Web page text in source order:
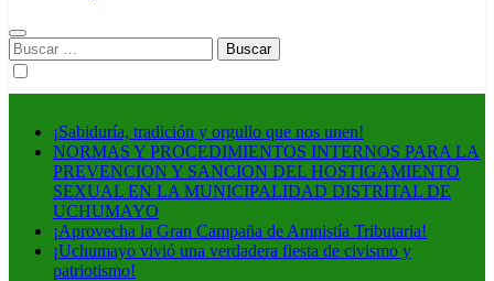
Buscar:
¡Sabiduría, tradición y orgullo que nos unen!
NORMAS Y PROCEDIMIENTOS INTERNOS PARA LA
PREVENCION Y SANCION DEL HOSTIGAMIENTO
SEXUAL EN LA MUNICIPALIDAD DISTRITAL DE
UCHUMAYO
¡Aprovecha la Gran Campaña de Amnistía Tributaria!
¡Uchumayo vivió una verdadera fiesta de civismo y
patriotismo!